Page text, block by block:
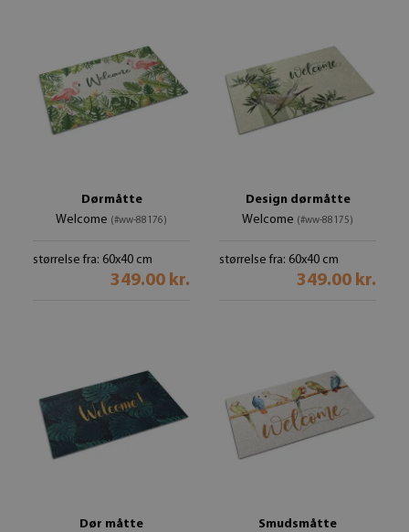
Dørmåtte
Welcome (#ww-88176)
størrelse fra: 60x40 cm
349.00 kr.
Design dørmåtte
Welcome (#ww-88175)
størrelse fra: 60x40 cm
349.00 kr.
Dør måtte
Smudsmåtte